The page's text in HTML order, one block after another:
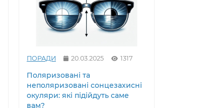
ПОРАДИ 20.03.2025 1317
Поляризовані та
неполяризовані сонцезахисні
окуляри: які підійдуть саме
вам?